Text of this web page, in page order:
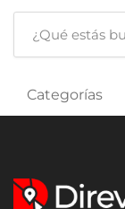
Categorías